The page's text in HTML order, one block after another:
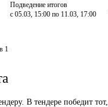
Подведение итогов
с 05.03, 15:00 по 11.03, 17:00
1
В тендере победит